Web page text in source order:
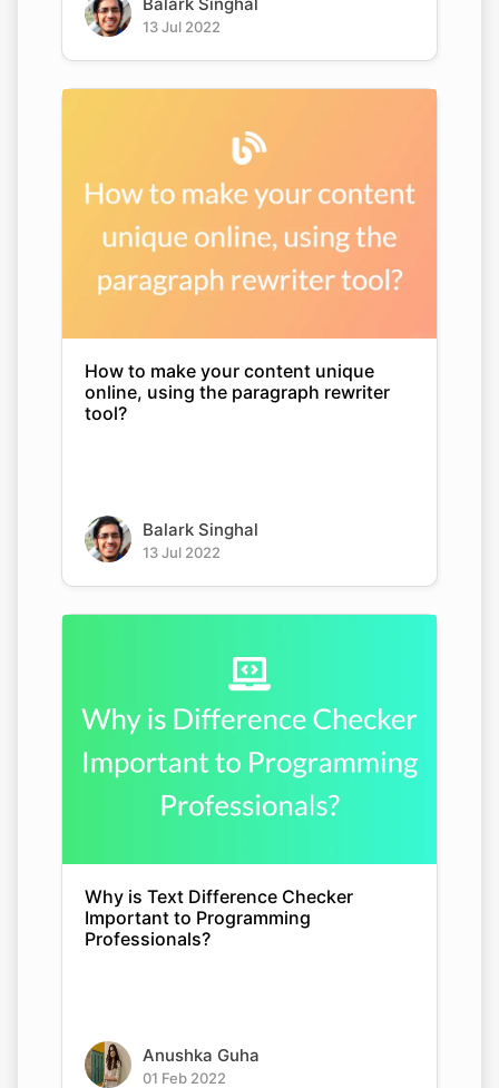
13 Jul 2022
How to make your content unique
online, using the paragraph rewriter
tool?
Balark Singhal
13 Jul 2022
Why is Text Difference Checker
Important to Programming
Professionals?
Anushka Guha
01 Feb 2022